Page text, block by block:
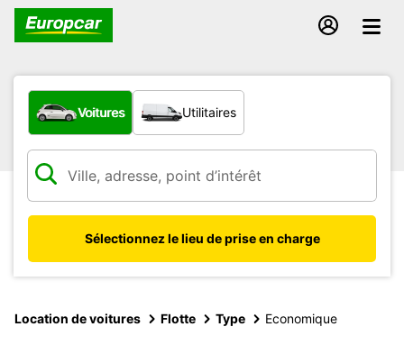
Quel type de véhicule ?
Voitures Utilitaires
Sélectionnez le lieu de prise en charge
Location de voitures Flotte Type Economique